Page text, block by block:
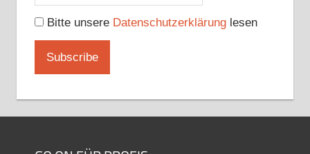
Bitte unsere Datenschutzerklärunglesen